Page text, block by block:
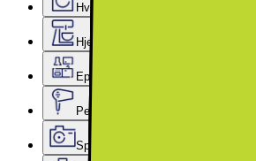
Hvidevarer
Hjem, Rengøring & Køkkenudstyr
Epoq køkken & bryggers
Personlig pleje, Skønhed & Velvære
Sport, Fritid & Hobby